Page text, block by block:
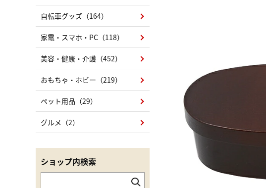
自転車グッズ（164）
家電・スマホ・PC（118）
美容・健康・介護（452）
おもちゃ・ホビー（219）
ペット用品（29）
グルメ（2）
ショップ内検索